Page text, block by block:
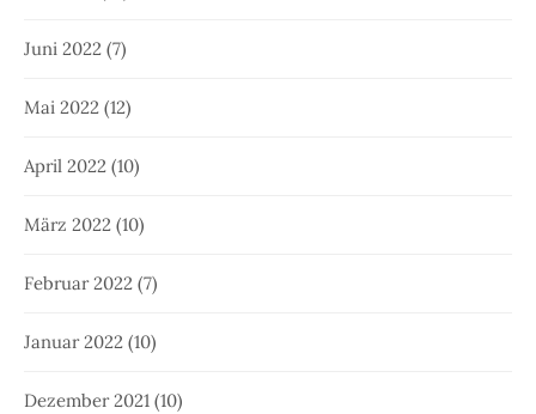
Juni 2022 (7)
Mai 2022 (12)
April 2022 (10)
März 2022 (10)
Februar 2022 (7)
Januar 2022 (10)
Dezember 2021 (10)